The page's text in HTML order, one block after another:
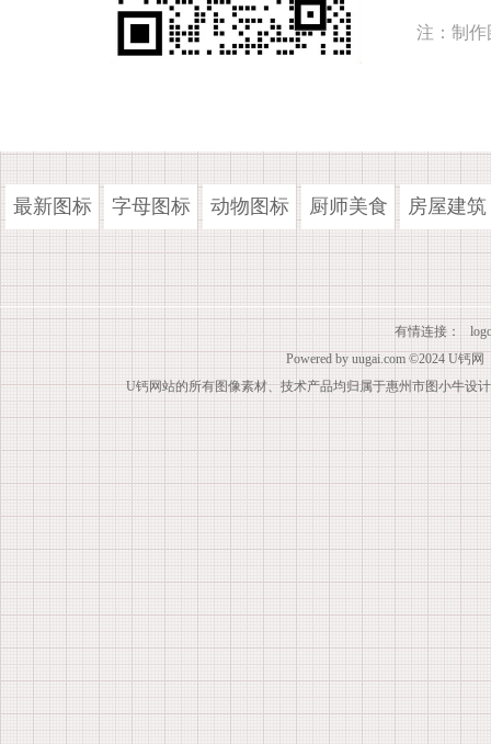
注：制作
最新图标 字母图标 动物图标 厨师美食 房屋建筑
有情连接：
Powered by uugai.com ©2024 U钙网
U钙网站的所有图像素材、技术产品均归属于惠州市图小牛设